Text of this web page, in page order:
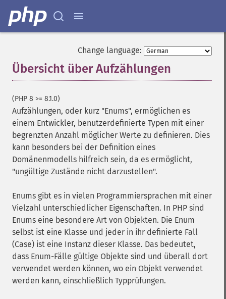
Change language:
Übersicht über Aufzählungen
(PHP 8 >= 8.1.0)
Aufzählungen, oder kurz "Enums", ermöglichen es
einem Entwickler, benutzerdefinierte Typen mit einer
begrenzten Anzahl möglicher Werte zu definieren. Dies
kann besonders bei der Definition eines
Domänenmodells hilfreich sein, da es ermöglicht,
"ungültige Zustände nicht darzustellen".
Enums gibt es in vielen Programmiersprachen mit einer
Vielzahl unterschiedlicher Eigenschaften. In PHP sind
Enums eine besondere Art von Objekten. Die Enum
selbst ist eine Klasse und jeder in ihr definierte Fall
(Case) ist eine Instanz dieser Klasse. Das bedeutet,
dass Enum-Fälle gültige Objekte sind und überall dort
verwendet werden können, wo ein Objekt verwendet
werden kann, einschließlich Typprüfungen.